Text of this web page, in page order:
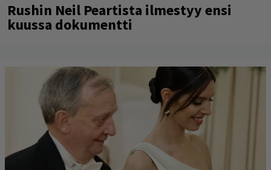
Rushin Neil Peartista ilmestyy ensi
kuussa dokumentti